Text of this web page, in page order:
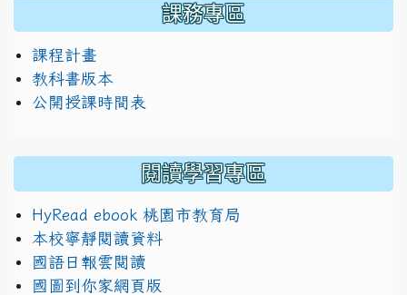
課務專區
課程計畫
教科書版本
公開授課時間表
閱讀學習專區
HyRead ebook 桃園市教育局
本校寧靜閱讀資料
國語日報雲閱讀
國圖到你家網頁版